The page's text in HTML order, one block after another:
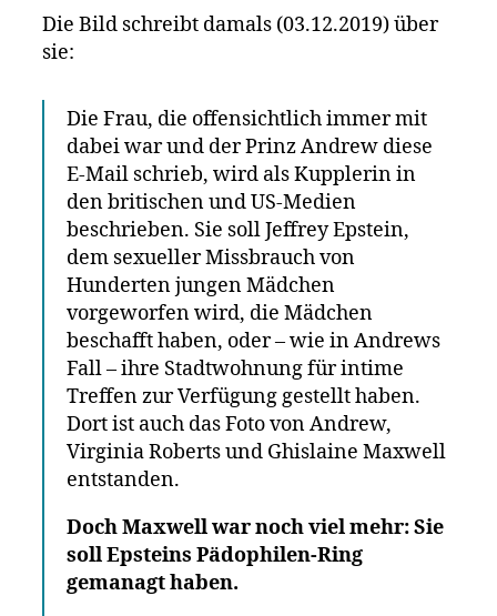
Die Bild schreibt damals (03.12.2019) über
sie:
Die Frau, die offensichtlich immer mit
dabei war und der Prinz Andrew diese
E-Mail schrieb, wird als Kupplerin in
den britischen und US-Medien
beschrieben. Sie soll Jeffrey Epstein,
dem sexueller Missbrauch von
Hunderten jungen Mädchen
vorgeworfen wird, die Mädchen
beschafft haben, oder – wie in Andrews
Fall – ihre Stadtwohnung für intime
Treffen zur Verfügung gestellt haben.
Dort ist auch das Foto von Andrew,
Virginia Roberts und Ghislaine Maxwell
entstanden.
Doch Maxwell war noch viel mehr: Sie
soll Epsteins Pädophilen-Ring
gemanagt haben.